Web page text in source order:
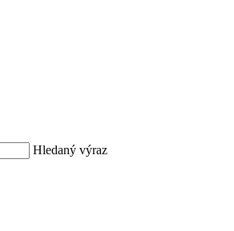
Hledaný výraz